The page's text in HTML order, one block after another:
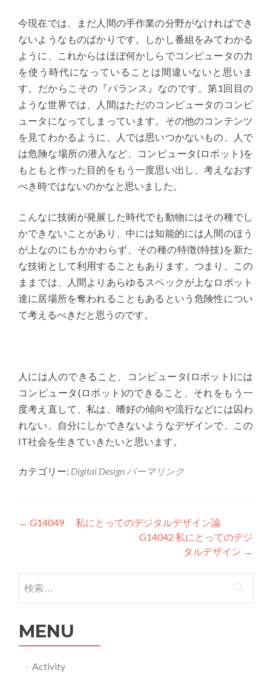
今現在では、まだ人間の手作業の分野がなければでき
ないようなものばかりです。しかし番組をみてわかる
ように、これからはほぼ何かしらでコンピュータの力
を使う時代になっていることは間違いないと思いま
す。だからこその『バランス』なのです。第1回目の
ような世界では、人間はただのコンピュータのコンピ
ュータになってしまっています。その他のコンテンツ
を見てわかるように、人では思いつかないもの、人で
は危険な場所の潜入など、コンピュータ(ロボット)を
もともと作った目的をもう一度思い出し、考えなおす
べき時ではないのかなと思いました。
こんなに技術が発展した時代でも動物にはその種でし
かできないことがあり、中には知能的には人間のほう
が上なのにもかかわらず、その種の特徴(特技)を新た
な技術として利用することもあります。つまり、この
ままでは、人間よりあらゆるスペックが上なロボット
達に居場所を奪われることもあるという危険性につい
て考えるべきだと思うのです。
人には人のできること、コンピュータ(ロボット)には
コンピュータ(ロボット)のできること、それをもう一
度考え直して、私は、嗜好の傾向や流行などには囚わ
れない、自分にしかできないようなデザインで、この
IT社会を生きていきたいと思います。
カテゴリー: Digital Design パーマリンク
投稿ナビゲーション
← G14049 私にとってのデジタルデザイン論
G14042 私にとってのデジ
タルデザイン →
検索:
MENU
Activity